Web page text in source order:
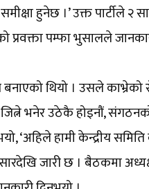
हुनेछ ।’ उक्त पार्टीले २
प्रवक्ता पम्फा भुसालले
बनाएको थियो । उसले काभ्रेको
जित्ने भनेर उठेकै होइनौं,
‘अहिले हामी केन्द्रीय
जारी छ । बैठकमा